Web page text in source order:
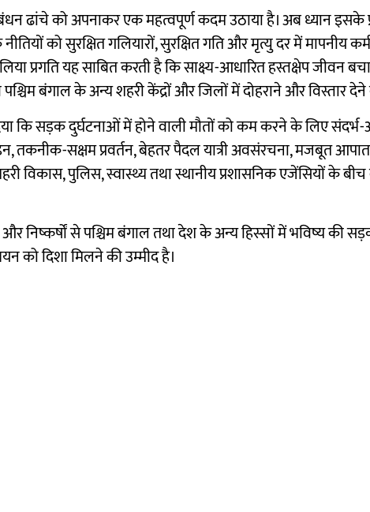
ढांचे को अपनाकर एक महत्वपूर्ण कदम उठाया है। अब ध्यान इसके
नीतियों को सुरक्षित गलियारों, सुरक्षित गति और मृत्यु दर में मापनीय
प्रगति यह साबित करती है कि साक्ष्य-आधारित हस्तक्षेप जीवन
बंगाल के अन्य शहरी केंद्रों और जिलों में दोहराने और विस्तार
कि सड़क दुर्घटनाओं में होने वाली मौतों को कम करने के लिए
तकनीक-सक्षम प्रवर्तन, बेहतर पैदल यात्री अवसंरचना, मजबूत
विकास, पुलिस, स्वास्थ्य तथा स्थानीय प्रशासनिक एजेंसियों के
निष्कर्षों से पश्चिम बंगाल तथा देश के अन्य हिस्सों में भविष्य की
को दिशा मिलने की उम्मीद है।